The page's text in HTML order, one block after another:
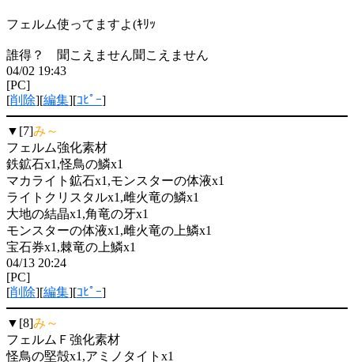
フェルム使ってますよ(ｷﾘｯ
誰得？ 聞こえません聞こえません
04/02 19:43
[PC]
[削除][編集][ｺﾋﾟｰ]
▼[7]み～
フェルム強化素材
鉄鉱石x1,怪鳥の鱗x1
マカライト鉱石x1,モンスターの体液x1
ライトクリスタルx1,雌火竜の鱗x1
大地の結晶x1,角竜の牙x1
モンスターの体液x1,雌火竜の上鱗x1
宝石券x1,棘竜の上鱗x1
04/13 20:24
[PC]
[削除][編集][ｺﾋﾟｰ]
▼[8]み～
フェルムＦ強化素材
怪鳥の堅殻x1,アミノタイトx1